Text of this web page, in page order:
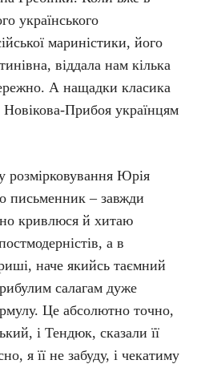
українського
мариністики, його
віддала нам кілька
А нащадки класика
Новікова-Прибоя українцям
Юрія
письменник – завжди
кривлюся й хитаю
а в
наче якийсь таємний
салагам дуже
Це абсолютно точно,
і Тендюк, сказали її
я її не забуду, і чекатиму